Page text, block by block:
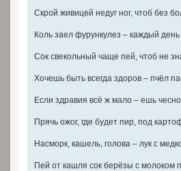
Скрой живицей недуг ног, чтоб без
Коль заел фурункулез – каждый день
Сок свекольный чаще пей, чтоб не
Хочешь быть всегда здоров – пчёл
Если здравия всё ж мало – ешь
Прячь ожог, где будет пир, под
Насморк, кашель, голова – лук с
Пей от кашля сок берёзы с молоком